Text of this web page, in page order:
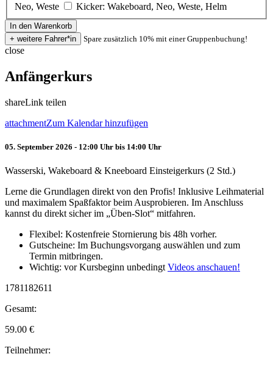
Neo, Weste
Kicker: Wakeboard, Neo, Weste, Helm
Spare zusätzlich 10% mit einer Gruppenbuchung!
close
Anfängerkurs
shareLink teilen
attachmentZum Kalendar hinzufügen
05. September 2026 - 12:00 Uhr bis 14:00 Uhr
Wasserski, Wakeboard & Kneeboard Einsteigerkurs (2 Std.)
Lerne die Grundlagen direkt von den Profis! Inklusive Leihmaterial
und maximalem Spaßfaktor beim Ausprobieren. Im Anschluss
kannst du direkt sicher im „Üben-Slot“ mitfahren.
Flexibel: Kostenfreie Stornierung bis 48h vorher.
Gutscheine: Im Buchungsvorgang auswählen und zum
Termin mitbringen.
Wichtig: vor Kursbeginn unbedingt Videos anschauen!
1781182611
Gesamt:
59.00 €
Teilnehmer: